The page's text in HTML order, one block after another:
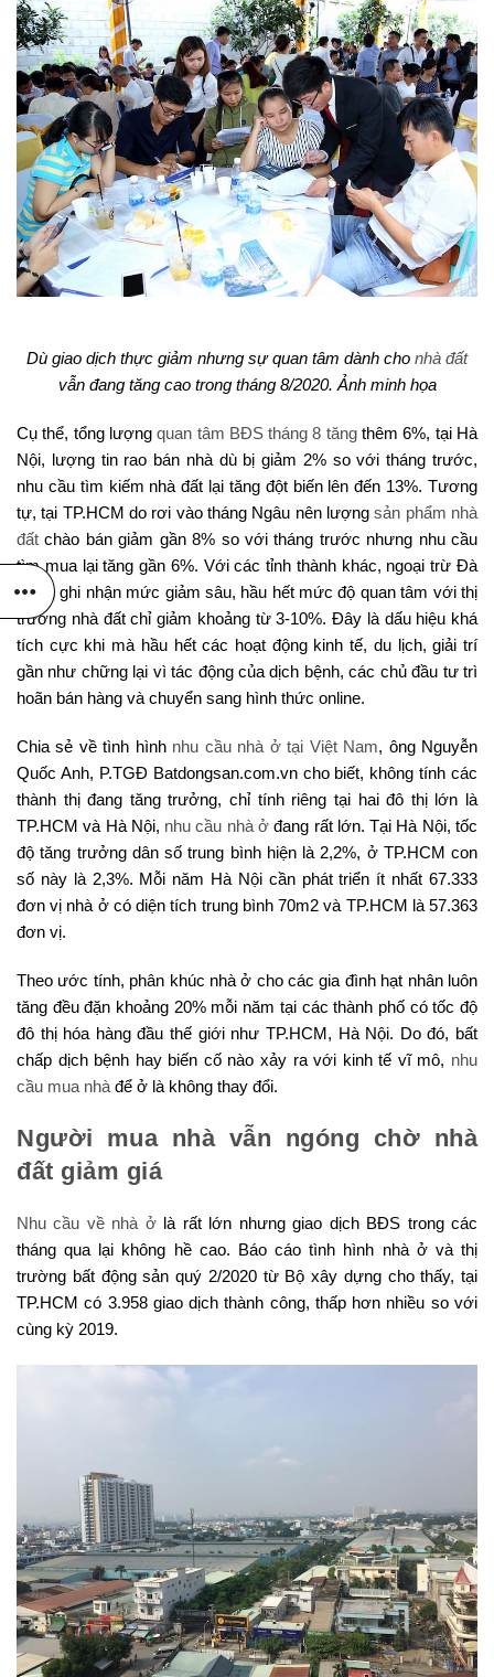
Dù giao dịch thực giảm nhưng sự quan tâm dành cho nhà đất
vẫn đang tăng cao trong tháng 8/2020. Ảnh minh họa
Cụ thể, tổng lượngquan tâm BĐS tháng 8 tăngthêm 6%, tại Hà
Nội, lượng tin rao bán nhà dù bị giảm 2% so với tháng trước,
nhu cầu tìm kiếm nhà đất lại tăng đột biến lên đến 13%. Tương
tự, tại TP.HCM do rơi vào tháng Ngâu nên lượngsản phẩm nhà
đất chào bán giảm gần 8% so với tháng trước nhưng nhu cầu
tìm mua lại tăng gần 6%. Với các tỉnh thành khác, ngoại trừ Đà
Nẵng ghi nhận mức giảm sâu, hầu hết mức độ quan tâm với thị
trường nhà đất chỉ giảm khoảng từ 3-10%. Đây là dấu hiệu khá
tích cực khi mà hầu hết các hoạt động kinh tế, du lịch, giải trí
gần như chững lại vì tác động của dịch bệnh, các chủ đầu tư trì
hoãn bán hàng và chuyển sang hình thức online.
Chia sẻ về tình hình nhu cầu nhà ở tại Việt Nam, ông Nguyễn
Quốc Anh, P.TGĐ Batdongsan.com.vn cho biết, không tính các
thành thị đang tăng trưởng, chỉ tính riêng tại hai đô thị lớn là
TP.HCM và Hà Nội, nhu cầu nhà ở đang rất lớn. Tại Hà Nội, tốc
độ tăng trưởng dân số trung bình hiện là 2,2%, ở TP.HCM con
số này là 2,3%. Mỗi năm Hà Nội cần phát triển ít nhất 67.333
đơn vị nhà ở có diện tích trung bình 70m2 và TP.HCM là 57.363
đơn vị.
Theo ước tính, phân khúc nhà ở cho các gia đình hạt nhân luôn
tăng đều đặn khoảng 20% mỗi năm tại các thành phố có tốc độ
đô thị hóa hàng đầu thế giới như TP.HCM, Hà Nội. Do đó, bất
chấp dịch bệnh hay biến cố nào xảy ra với kinh tế vĩ mô, nhu
cầu mua nhà để ở là không thay đổi.
Người mua nhà vẫn ngóng chờ nhà
đất giảm giá
Nhu cầu về nhà ởlà rất lớn nhưng giao dịch BĐS trong các
tháng qua lại không hề cao. Báo cáo tình hình nhà ở và thị
trường bất động sản quý 2/2020 từ Bộ xây dựng cho thấy, tại
TP.HCM có 3.958 giao dịch thành công, thấp hơn nhiều so với
cùng kỳ 2019.